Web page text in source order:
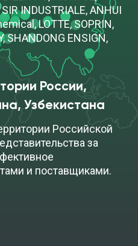
INDUSTRIALE, ANHUI
LOTTE, SOPRIN,
SHANDONG ENSIGN,
России,
Узбекистана
Российской
за
и поставщиками.